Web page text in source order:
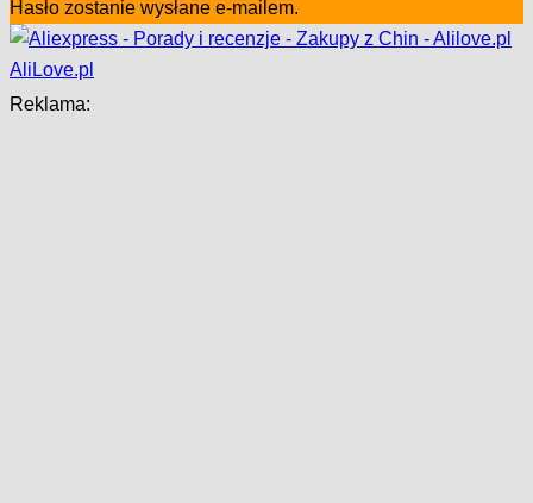
Hasło zostanie wysłane e-mailem.
AliLove.pl
Reklama: